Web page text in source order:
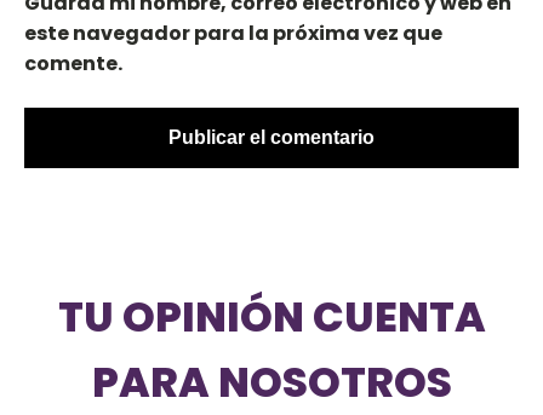
este navegador para la próxima vez que
comente.
TU OPINIÓN CUENTA
PARA NOSOTROS